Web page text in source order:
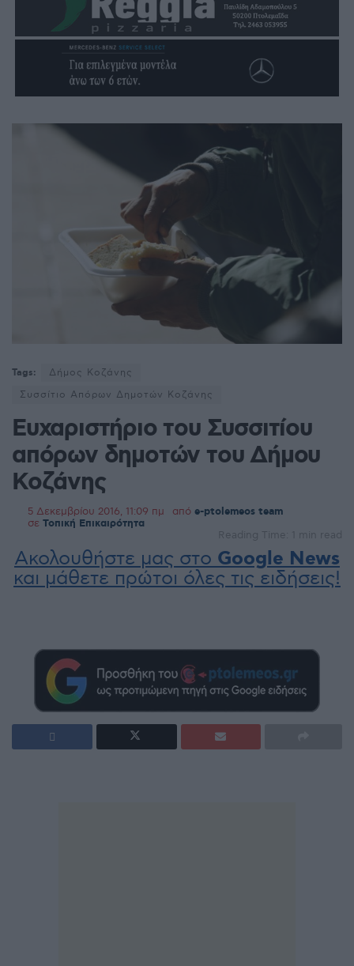
Tags:
Δήμος Κοζάνης
Συσσίτιο Απόρων Δημοτών Κοζάνης
Ευχαριστήριο του Συσσιτίου
απόρων δημοτών του Δήμου
Κοζάνης
5 Δεκεμβρίου 2016, 11:09 πμ από e-ptolemeos team
σε Τοπική Επικαιρότητα
Reading Time: 1 min read
Ακολουθήστε μας στο Google News
και μάθετε πρώτοι όλες τις ειδήσεις!